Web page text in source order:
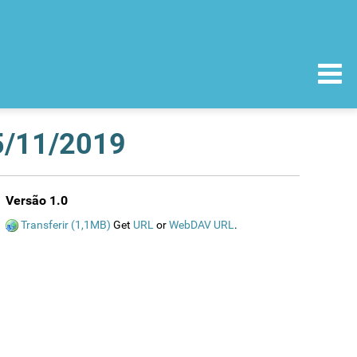
11/2019
Versão 1.0
Transferir (1,1MB) Get URL orWebDAV URL .